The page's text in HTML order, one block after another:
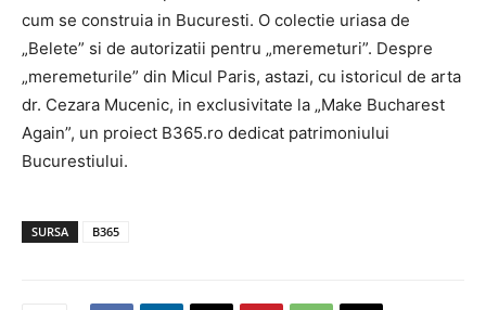
cum se construia in Bucuresti. O colectie uriasa de
„Belete” si de autorizatii pentru „meremeturi”. Despre
„meremeturile” din Micul Paris, astazi, cu istoricul de arta
dr. Cezara Mucenic, in exclusivitate la „Make Bucharest
Again”, un proiect B365.ro dedicat patrimoniului
Bucurestiului.
SURSA B365